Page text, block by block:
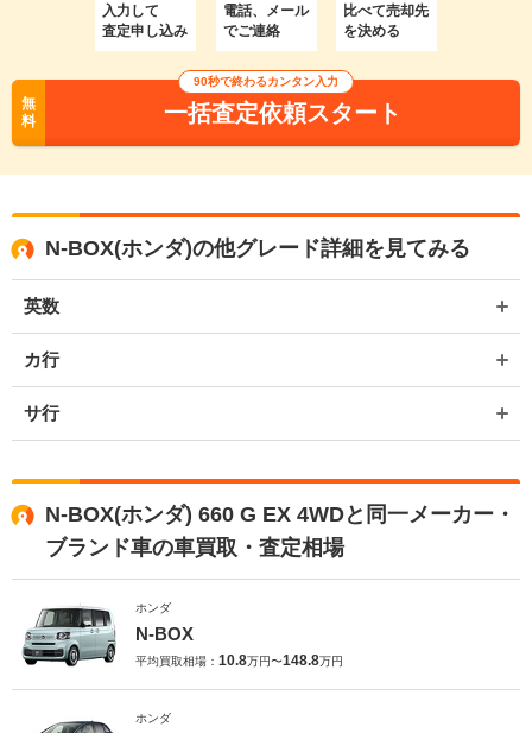
入力して
査定申し込み
電話、メール
でご連絡
比べて売却先
を決める
無
料
90秒で終わるカンタン入力
一括査定依頼スタート
N-BOX(ホンダ)の他グレード詳細を見てみる
英数
カ行
サ行
N-BOX(ホンダ) 660 G EX 4WDと同一メーカー・
ブランド車の車買取・査定相場
ホンダ
N-BOX
平均買取相場： 10.8万円〜148.8万円
ホンダ